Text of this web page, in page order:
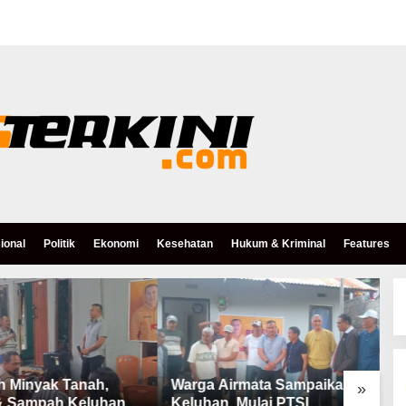
Politik Ekonomi Kesehatan Hukum & Kriminal Features
»
Minyak Tanah,
Warga Airmata Sampaikan